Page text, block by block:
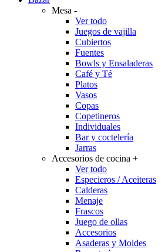
Mesa -
Ver todo
Juegos de vajilla
Cubiertos
Fuentes
Bowls y Ensaladeras
Café y Té
Platos
Vasos
Copas
Copetineros
Individuales
Bar y coctelería
Jarras
Accesorios de cocina +
Ver todo
Especieros / Aceiteras
Calderas
Menaje
Frascos
Juego de ollas
Accesorios
Asaderas y Moldes